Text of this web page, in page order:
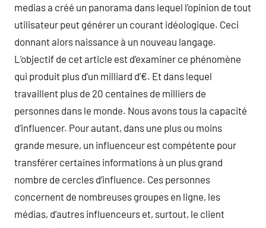
medias a créé un panorama dans lequel l’opinion de tout
utilisateur peut générer un courant idéologique. Ceci
donnant alors naissance à un nouveau langage.
L’objectif de cet article est d’examiner ce phénomène
qui produit plus d’un milliard d’€. Et dans lequel
travaillent plus de 20 centaines de milliers de
personnes dans le monde. Nous avons tous la capacité
d’influencer. Pour autant, dans une plus ou moins
grande mesure, un influenceur est compétente pour
transférer certaines informations à un plus grand
nombre de cercles d’influence. Ces personnes
concernent de nombreuses groupes en ligne, les
médias, d’autres influenceurs et, surtout, le client